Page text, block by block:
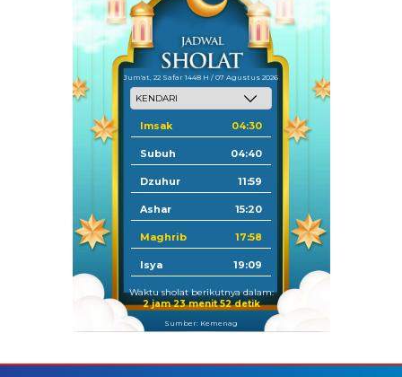
Jum'at, 22 Safar 1448 H / 07 Agustus 2026
Imsak 04:30
Subuh 04:40
Dzuhur 11:59
Ashar 15:20
Maghrib 17:58
Isya 19:09
Waktu sholat berikutnya dalam:
2 jam 23 menit 51 detik
Sumber: Kemenag